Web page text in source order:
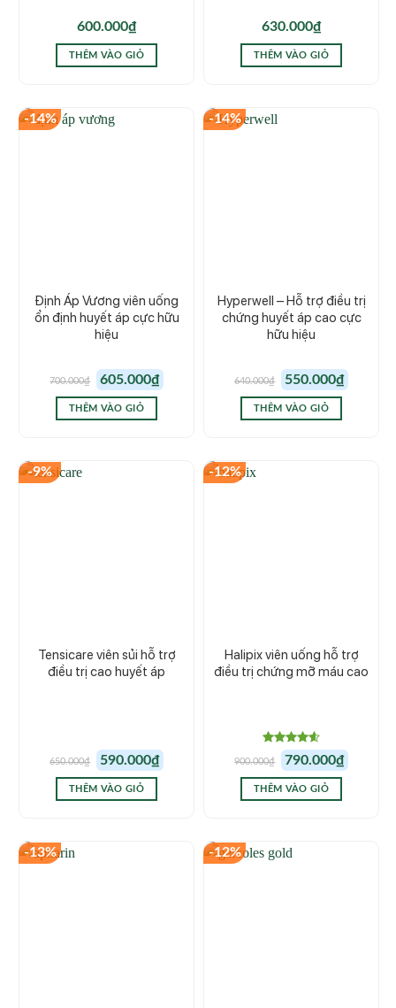
600.000₫
THÊM VÀO GIỎ
630.000₫
THÊM VÀO GIỎ
-14%
Định Áp Vương viên uống
ổn định huyết áp cực hữu
hiệu
700.000₫
Giá
gốc
là:
700.000₫.
605.000₫ hiện
THÊM VÀO GIỎ
-14%
Hyperwell – Hỗ trợ điều trị
chứng huyết áp cao cực
hữu hiệu
640.000₫
Giá
gốc
là:
640.000₫.
550.000₫ hiện
THÊM VÀO GIỎ
-9%
Tensicare viên sủi hỗ trợ
điều trị cao huyết áp
650.000₫
Giá
gốc
là:
650.000₫.
590.000₫ hiện
THÊM VÀO GIỎ
-12%
Halipix viên uống hỗ trợ
điều trị chứng mỡ máu cao
Được xếp
hạng 4.60
5 sao
900.000₫
Giá
gốc
là:
900.000₫.
790.000₫ hiện
THÊM VÀO GIỎ
-13% -12%